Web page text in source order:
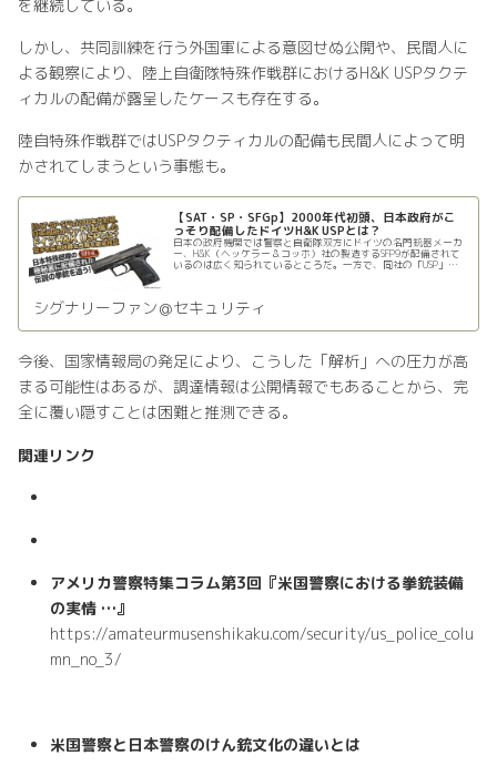
を継続している。
しかし、共同訓練を行う外国軍による意図せぬ公開や、民間人に
よる観察により、陸上自衛隊特殊作戦群におけるH&K USPタクテ
ィカルの配備が露呈したケースも存在する。
陸自特殊作戦群ではUSPタクティカルの配備も民間人によって明
かされてしまうという事態も。
【SAT・SP・SFGp】2000年代初頭、日本政府がこ
っそり配備したドイツH&K USPとは？
日本の政府機関では警察と自衛隊双方にドイツの名門銃器メーカ
ー、H&K（ヘッケラー＆コッホ）社の製造するSFP9が配備されて
いるのは広く知られているところだ。一方で、同社の「USP」が
シグナリーファン＠セキュリティ
今後、国家情報局の発足により、こうした「解析」への圧力が高
まる可能性はあるが、調達情報は公開情報でもあることから、完
全に覆い隠すことは困難と推測できる。
関連リンク
アメリカ警察特集コラム第3回『米国警察における拳銃装備
の実情 …』
https://amateurmusenshikaku.com/security/us_police_colu
mn_no_3/
米国警察と日本警察のけん銃文化の違いとは